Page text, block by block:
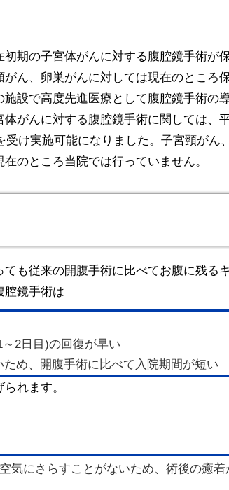
期の子宮体がんに対する腹腔鏡手術が
ん、卵巣がんに対しては現在のところ
設で高度先進医療として腹腔鏡手術の
がんに対する腹腔鏡手術に関しては、
け実施可能になりました。子宮頸がん、
のところ当院では行っていません。
も従来の開腹手術に比べてお腹に残るキ
腔鏡手術は
2日目)の回復が早い
め、開腹手術に比べて入院期間が短い
れます。
気にさらすことがないため、術後の癒着